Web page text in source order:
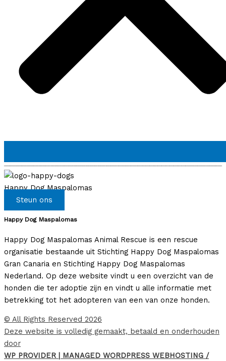
Happy Dog Maspalomas
Steun ons
Happy Dog Maspalomas
Happy Dog Maspalomas Animal Rescue is een rescue
organisatie bestaande uit Stichting Happy Dog Maspalomas
Gran Canaria en Stichting Happy Dog Maspalomas
Nederland. Op deze website vindt u een overzicht van de
honden die ter adoptie zijn en vindt u alle informatie met
betrekking tot het adopteren van een van onze honden.
© All Rights Reserved 2026
Deze website is volledig gemaakt, betaald en onderhouden
door
WP PROVIDER | MANAGED WORDPRESS WEBHOSTING /